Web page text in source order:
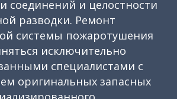
соединений и целостности
разводки. Ремонт
системы пожаротушения
исключительно
специалистами с
оригинальных запасных